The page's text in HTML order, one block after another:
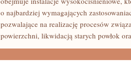
o najbardziej wymagających
pozwalające na realizację procesów
powierzchni, likwidacją starych powłok